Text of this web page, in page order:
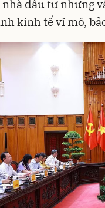
đầu tư nhưng
kinh tế vĩ mô,